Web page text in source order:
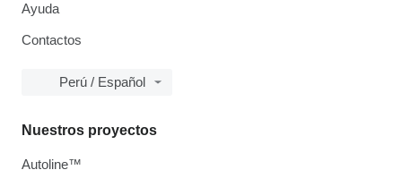
Ayuda
Contactos
Perú / Español
Nuestros proyectos
Autoline™